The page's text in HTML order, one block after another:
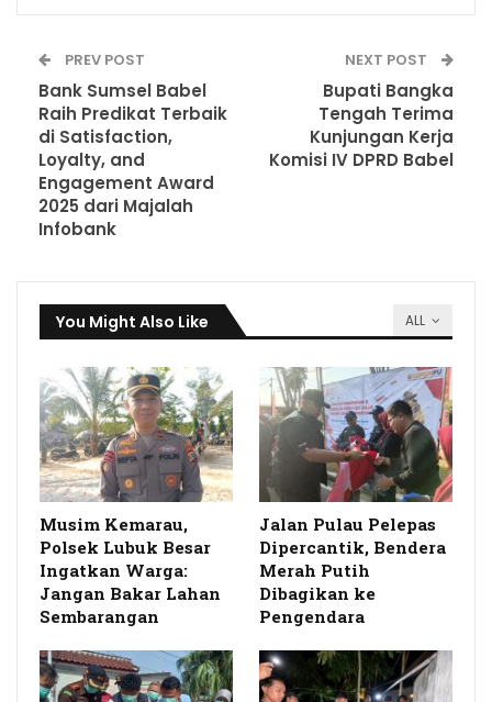
PREV POST
Bank Sumsel Babel
Raih Predikat Terbaik
di Satisfaction,
Loyalty, and
Engagement Award
2025 dari Majalah
Infobank
NEXT POST
Bupati Bangka
Tengah Terima
Kunjungan Kerja
Komisi IV DPRD Babel
ALL
You Might Also Like
Musim Kemarau,
Polsek Lubuk Besar
Ingatkan Warga:
Jangan Bakar Lahan
Sembarangan
Jalan Pulau Pelepas
Dipercantik, Bendera
Merah Putih
Dibagikan ke
Pengendara